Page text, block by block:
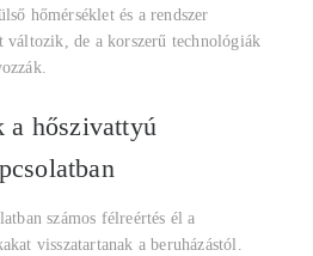
hőmérséklet és a rendszer
változik, de a korszerű technológiák
a hőszivattyú
számos félreértés él a
visszatartanak a beruházástól.